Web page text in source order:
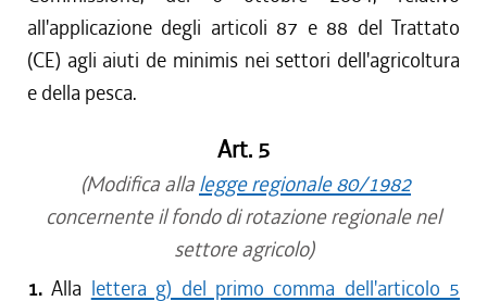
all'applicazione degli articoli 87 e 88 del Trattato
(CE) agli aiuti de minimis nei settori dell'agricoltura
e della pesca.
Art. 5
(Modifica alla legge regionale 80/1982
concernente il fondo di rotazione regionale nel
settore agricolo)
1.Alla lettera g) del primo comma dell'articolo 5